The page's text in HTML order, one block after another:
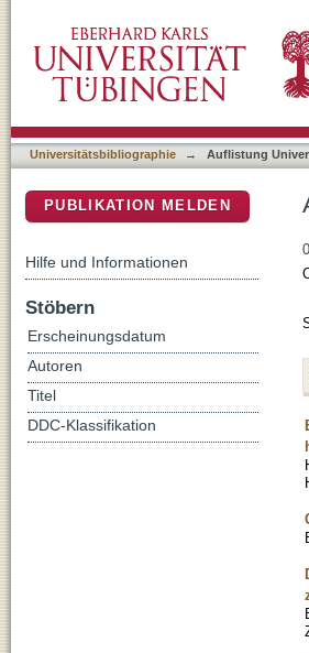
Universitätsbibliographie → Auflistung
PUBLIKATION MELDEN
Hilfe und Informationen
Stöbern
Erscheinungsdatum
Autoren
Titel
DDC-Klassifikation